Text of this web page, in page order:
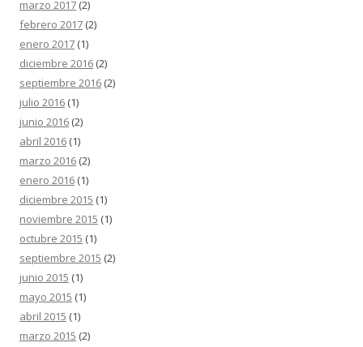
marzo 2017 (2)
febrero 2017 (2)
enero 2017 (1)
diciembre 2016 (2)
septiembre 2016 (2)
julio 2016 (1)
junio 2016 (2)
abril 2016 (1)
marzo 2016 (2)
enero 2016 (1)
diciembre 2015 (1)
noviembre 2015 (1)
octubre 2015 (1)
septiembre 2015 (2)
junio 2015 (1)
mayo 2015 (1)
abril 2015 (1)
marzo 2015 (2)